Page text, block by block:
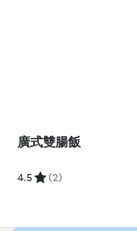
廣式雙腸飯
4.5 (2)